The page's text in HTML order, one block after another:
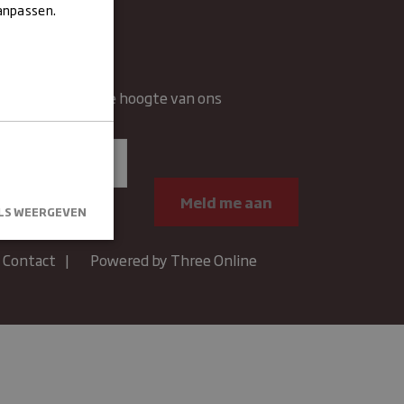
en blijft op de hoogte van ons
Contact Powered by Three Online
WEERGEVEN